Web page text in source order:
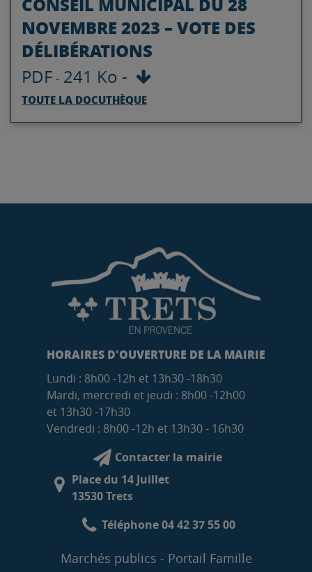
NOVEMBRE 2023 – VOTE DES
DÉLIBÉRATIONS
PDF - 241 Ko -
TOUTE LA DOCUTHÈQUE
HORAIRES D'OUVERTURE DE LA MAIRIE
Lundi : 8h00 -12h et 13h30 -18h30
Mardi, mercredi et jeudi : 8h00 -12h00
et 13h30 -17h30
Vendredi : 8h00 -12h et 13h30 - 16h30
Contacter la mairie
Place du 14 Juillet
13530 Trets
Téléphone 04 42 37 55 00
Marchés publics
Portail Famille